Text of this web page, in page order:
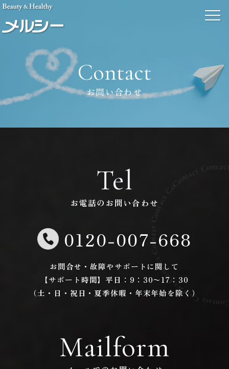
Contact
お問い合わせ
Tel
お電話のお問い合わせ
0120-007-668
お問合せ・故障やサポートに関して
【サポート時間】平日：9：30〜17：30
（土・日・祝日・夏季休暇・年末年始を除く）
Contact Contact Contact Contact Contact
Mailform